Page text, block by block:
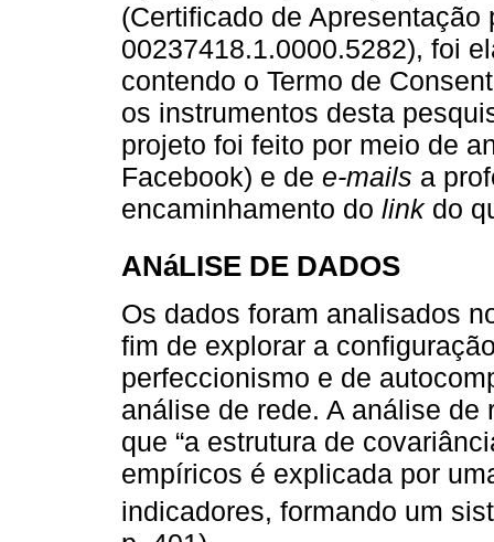
(Certificado de Apresentação
00237418.1.0000.5282), foi
contendo o Termo de
os instrumentos desta
projeto foi feito por meio de
Facebook) e de e-mails a
encaminhamento do linkdo
ANáLISE DE DADOS
Os dados foram analisados
fim de explorar a
perfeccionismo e de
análise de rede. A análise
que “a estrutura de
empíricos é explicada por
indicadores, formando um